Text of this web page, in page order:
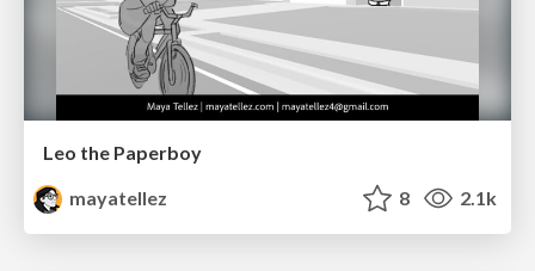
Leo the Paperboy
mayatellez
8 2.1k